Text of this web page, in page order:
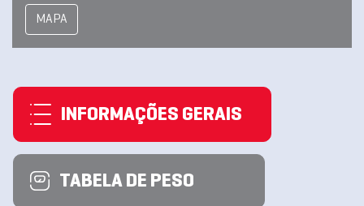
MAPA
INFORMAÇÕES GERAIS
TABELA DE PESO